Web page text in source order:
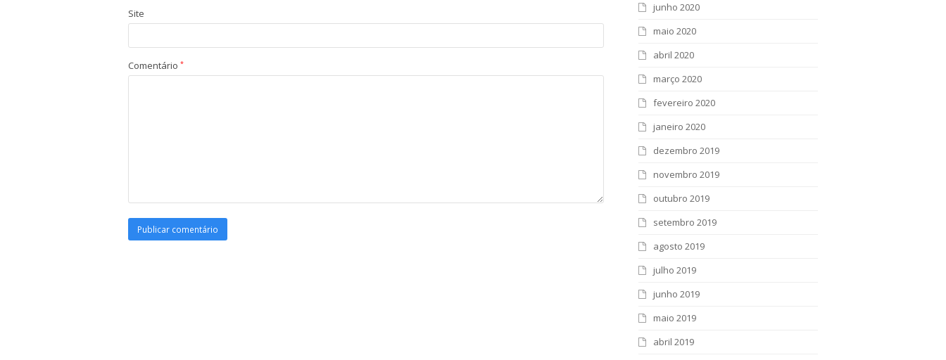
Site
Comentário *
junho 2020
maio 2020
abril 2020
março 2020
fevereiro 2020
janeiro 2020
dezembro 2019
novembro 2019
outubro 2019
setembro 2019
agosto 2019
julho 2019
junho 2019
maio 2019
abril 2019